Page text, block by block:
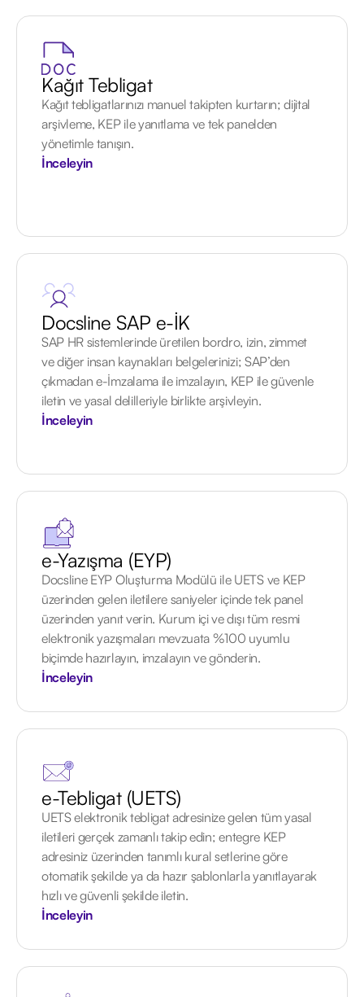
Kağıt Tebligat
Kağıt tebligatlarınızı manuel takipten kurtarın; dijital
arşivleme, KEP ile yanıtlama ve tek panelden
yönetimle tanışın.
İnceleyin
Docsline SAP e-İK
SAP HR sistemlerinde üretilen bordro, izin, zimmet
ve diğer insan kaynakları belgelerinizi; SAP’den
çıkmadan e-İmzalama ile imzalayın, KEP ile güvenle
iletin ve yasal delilleriyle birlikte arşivleyin.
İnceleyin
e-Yazışma (EYP)
Docsline EYP Oluşturma Modülü ile UETS ve KEP
üzerinden gelen iletilere saniyeler içinde tek panel
üzerinden yanıt verin. Kurum içi ve dışı tüm resmi
elektronik yazışmaları mevzuata %100 uyumlu
biçimde hazırlayın, imzalayın ve gönderin.
İnceleyin
e-Tebligat (UETS)
UETS elektronik tebligat adresinize gelen tüm yasal
iletileri gerçek zamanlı takip edin; entegre KEP
adresiniz üzerinden tanımlı kural setlerine göre
otomatik şekilde ya da hazır şablonlarla yanıtlayarak
hızlı ve güvenli şekilde iletin.
İnceleyin